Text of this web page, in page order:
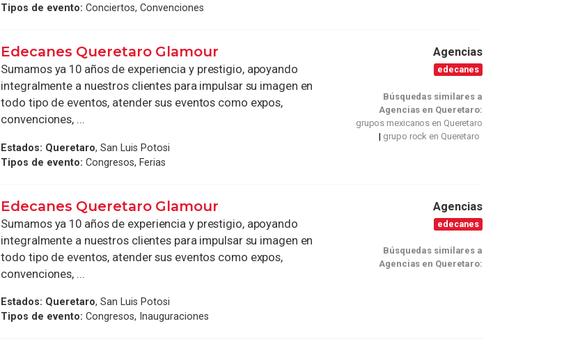
Tipos de evento: Conciertos, Convenciones
Edecanes Queretaro Glamour
Sumamos ya 10 años de experiencia y prestigio, apoyando
integralmente a nuestros clientes para impulsar su imagen en
todo tipo de eventos, atender sus eventos como expos,
convenciones, ...
Estados: Queretaro, San Luis Potosi
Tipos de evento: Congresos, Ferias
Agencias
edecanes
Búsquedas similares a
Agencias en Queretaro:
grupos mexicanos en Queretaro
grupo rock en Queretaro
Edecanes Queretaro Glamour
Sumamos ya 10 años de experiencia y prestigio, apoyando
integralmente a nuestros clientes para impulsar su imagen en
todo tipo de eventos, atender sus eventos como expos,
convenciones, ...
Estados: Queretaro, San Luis Potosi
Tipos de evento: Congresos, Inauguraciones
Agencias
edecanes
Búsquedas similares a
Agencias en Queretaro: